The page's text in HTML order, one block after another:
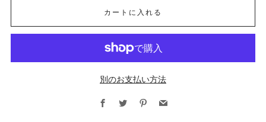
カートに入れる
別のお支払い方法
Facebook
Twitter PinterestEmail